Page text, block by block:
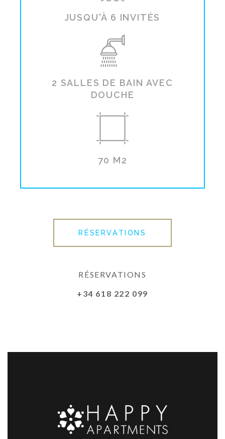
JUSQU'À 6 INVITÉS
2 SALLES DE BAIN AVEC
DOUCHE
70 M2
RÉSERVATIONS
RÉSERVATIONS
+34 618 222 099